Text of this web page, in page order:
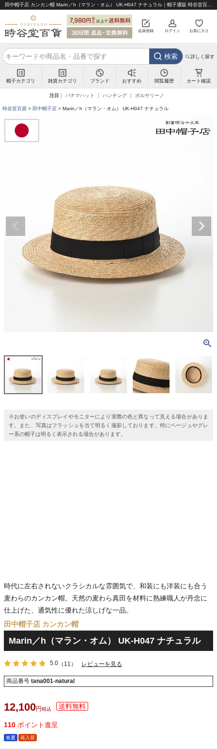
会員登録 ログイン お気に入り
検索 詳しく探す
帽子カテゴリ 雑貨カテゴリ ブランド おすすめ 閲覧履歴 カート確認
注目 パナマハット ハンチング ボルサリーノ
時谷堂百貨 田中帽子店 Marin／h（マラン・オム） UK-H047 ナチュラル
※お使いのディスプレイやモニターにより実際の色と異なって見える場合がありま
す。また、写真はフラッシュを当て明るく撮影しております。特にベージュやグレ
ー系の帽子は明るく表示される場合があります。
時代に左右されないクラシカルな雰囲気で、和装にも洋装にも合う
麦わらのカンカン帽。天然の麦わら真田を材料に熟練職人が丹念に
仕上げた、通気性に優れた涼しげな一品。
田中帽子店 カンカン帽
Marin／h（マラン・オム） UK-H047 ナチュラル
5.0 （11） レビューを見る
商品番号 tana001-natural
12,100 税込
110 ポイント進呈
春夏 再入荷